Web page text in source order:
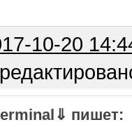
10-20
пишет: